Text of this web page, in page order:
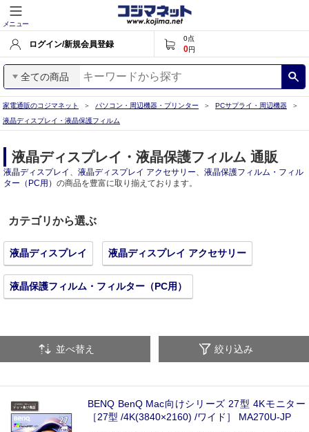
メニュー
ログイン/新規会員登録
0点
0円
全ての商品
家電通販のコジマネット パソコン・周辺機器・プリンター
PCサプライ・周辺機器
液晶ディスプレイ・液晶保護フィルム
液晶ディスプレイ・液晶保護フィルム 通販
液晶ディスプレイ 、 液晶ディスプレイ アクセサリー、 液晶保護フィルム・フィル
ター（PC用） の商品を豊富に取り揃えております。
カテゴリから選ぶ
液晶ディスプレイ 液晶ディスプレイ アクセサリー
液晶保護フィルム・フィルター（PC用）
並べ替え 絞り込み
BENQ BenQ Mac向けシリーズ 27型 4Kモニター
［27型 /4K(3840×2160) /ワイド］ MA270U-JP